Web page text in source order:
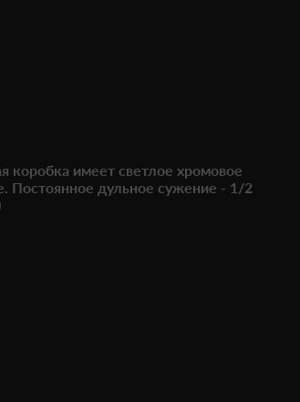
коробка имеет светлое хромовое
Постоянное дульное сужение - 1/2